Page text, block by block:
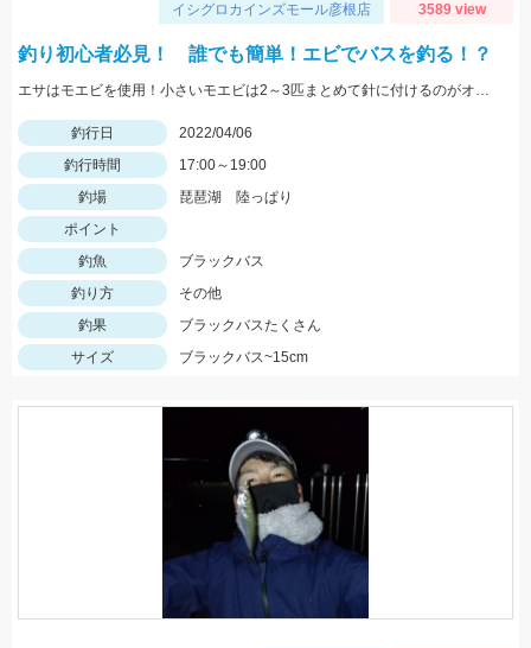
イシグロカインズモール彦根店 3589 view
釣り初心者必見！ 誰でも簡単！エビでバスを釣る！？
エサはモエビを使用！小さいモエビは2～3匹まとめて針に付けるのがオススメ！
釣行日
2022/04/06
釣行時間
17:00～19:00
釣場
琵琶湖 陸っぱり
ポイント
釣魚
ブラックバス
釣り方
その他
釣果
ブラックバスたくさん
サイズ
ブラックバス~15cm